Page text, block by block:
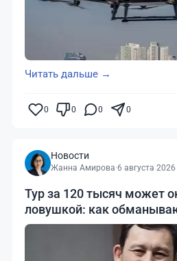
Читать дальше →
0 0 0 0
Новости
Жанна Амирова·6 августа 2026
Тур за 120 тысяч может
ловушкой: как